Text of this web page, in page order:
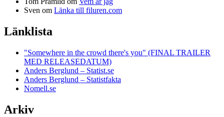
Sven om Länka till filuren.com
Länklista
"Somewhere in the crowd there's you" (FINAL TRAILER
MED RELEASEDATUM)
Anders Berglund – Statist.se
Anders Berglund – Statistfakta
Nomell.se
Arkiv